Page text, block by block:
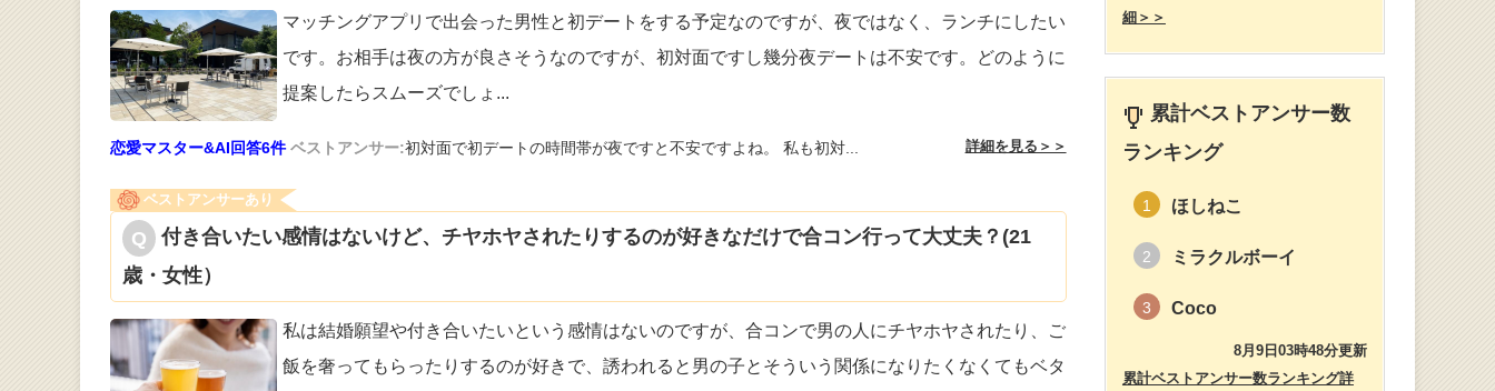
マッチングアプリで出会った男性と初デートをする予定なのですが、夜ではなく、ランチにしたい
です。お相手は夜の方が良さそうなのですが、初対面ですし幾分夜デートは不安です。どのように
提案したらスムーズでしょ ...
恋愛マスター&AI回答6件 ベストアンサー:初対面で初デートの時間帯が夜ですと不安ですよね。 私も初対... 詳細を見る＞＞
ベストアンサーあり
付き合いたい感情はないけど、チヤホヤされたりするのが好きなだけで合コン行って大丈夫？(21
歳・女性）
私は結婚願望や付き合いたいという感情はないのですが、合コンで男の人にチヤホヤされたり、ご
飯を奢っても らったりするのが好きで、誘われると男の子とそういう関係になりたくなくてもベタ
細＞＞
累計ベストアンサー数
ランキング
1 ほしねこ
2 ミラクルボーイ
3 Coco
8月9日03時48分更新
累計ベストアンサー数ランキング詳